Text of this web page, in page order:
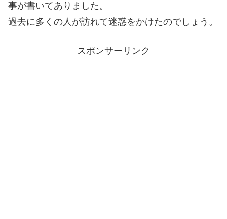
事が書いてありました。
過去に多くの人が訪れて迷惑をかけたのでしょう。
スポンサーリンク